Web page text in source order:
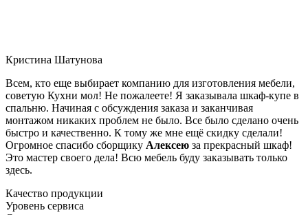
Кристина Шатунова
Всем, кто еще выбирает компанию для изготовления мебели,
советую Кухни мол! Не пожалеете! Я заказывала шкаф-купе в
спальню. Начиная с обсуждения заказа и заканчивая
монтажом никаких проблем не было. Все было сделано очень
быстро и качественно. К тому же мне ещё скидку сделали!
Огромное спасибо сборщику Алексею за прекрасный шкаф!
Это мастер своего дела! Всю мебель буду заказывать только
здесь.
Качество продукции
Уровень сервиса